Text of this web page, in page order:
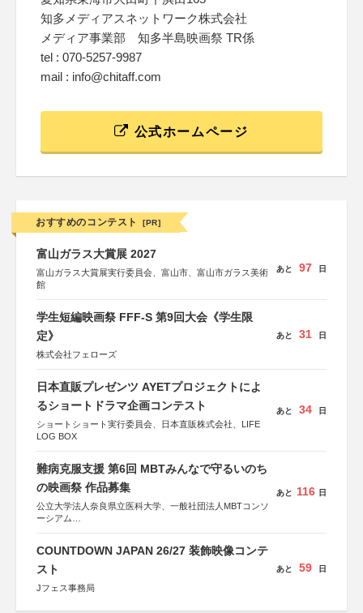
知多メディアスネットワーク株式会社
メディア事業部 知多半島映画祭 TR係
tel : 070-5257-9987
mail : info@chitaff.com
公式ホームページ
おすすめのコンテスト [PR]
富山ガラス大賞展 2027
富山ガラス大賞展実行委員会、富山市、富山市ガラス美術
館
あと 97 日
学生短編映画祭 FFF-S 第9回大会《学生限
定》
株式会社フェローズ
あと 31 日
日本直販プレゼンツ AYETプロジェクトによ
るショートドラマ企画コンテスト
ショートショート実行委員会、日本直販株式会社、LIFE
LOG BOX
あと 34 日
難病克服支援 第6回 MBTみんなで守るいのち
の映画祭 作品募集
公立大学法人奈良県立医科大学、一般社団法人MBTコンソ
ーシアム
後援：厚生労働省
文部科学省
日本経済団体連合会
あと 116 日
COUNTDOWN JAPAN 26/27 装飾映像コンテ
スト
Jフェス事務局
あと 59 日